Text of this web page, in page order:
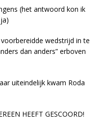
(het antwoord kon ik
wedstrijd in te
dan anders” erboven
uiteindelijk kwam Roda
HEEFT GESCOORD!